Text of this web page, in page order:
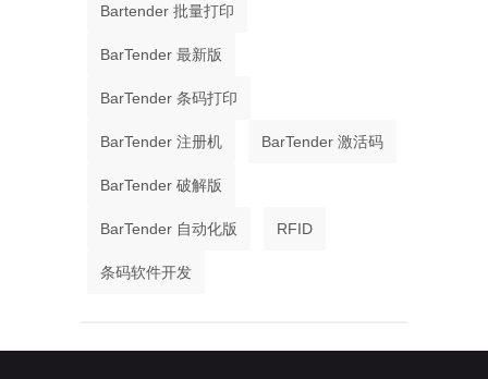
Bartender 批量打印
BarTender 最新版
BarTender 条码打印
BarTender 注册机 BarTender 激活码
BarTender 破解版
BarTender 自动化版 RFID
条码软件开发